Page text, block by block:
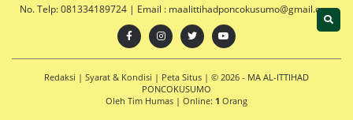
No. Telp: 081334189724 | Email : maalittihadponcokusumo@gmail.com
Redaksi | Syarat & Kondisi | Peta Situs | © 2026 - MA AL-ITTIHAD
PONCOKUSUMO
Oleh Tim Humas | Online: 1 Orang